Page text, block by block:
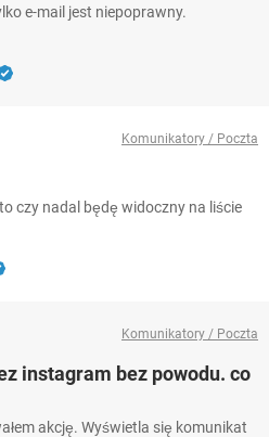
e-mail jest niepoprawny.
Komunikatory / Poczta
czy nadal będę widoczny na liście
Komunikatory / Poczta
instagram bez powodu. co
akcję. Wyświetla się komunikat